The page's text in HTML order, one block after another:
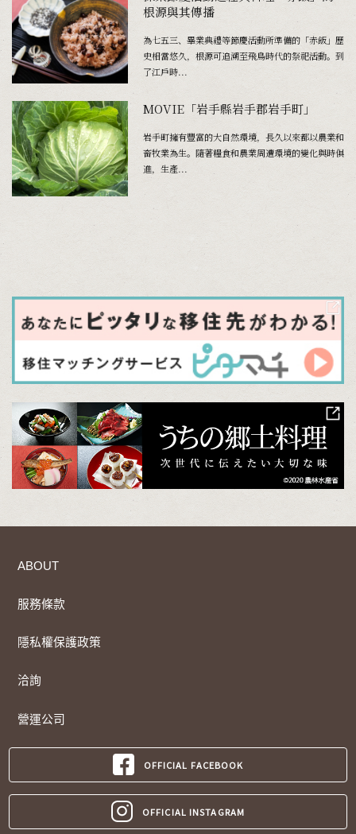
根源與其傳播
為七五三、畢業典禮等節慶活動所準備的「赤飯」歷
史相當悠久，根源可追溯至飛鳥時代的祭祀活動。到
了江戶時...
MOVIE「岩手縣岩手郡岩手町」
岩手町擁有豐富的大自然環境，長久以來都以農業和
畜牧業為生。隨著糧食和農業周遭環境的變化與時俱
進，生產...
ABOUT
服務條款
隱私權保護政策
洽詢
營運公司
OFFICIAL FACEBOOK
OFFICIAL INSTAGRAM